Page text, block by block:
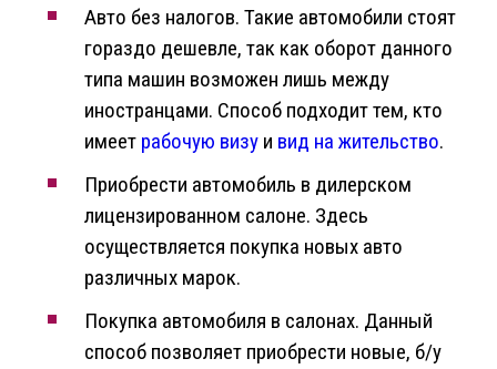
Авто без налогов. Такие автомобили стоят
гораздо дешевле, так как оборот данного
типа машин возможен лишь между
иностранцами. Способ подходит тем, кто
имеет рабочую визу и вид на жительство.
Приобрести автомобиль в дилерском
лицензированном салоне. Здесь
осуществляется покупка новых авто
различных марок.
Покупка автомобиля в салонах. Данный
способ позволяет приобрести новые, б/у